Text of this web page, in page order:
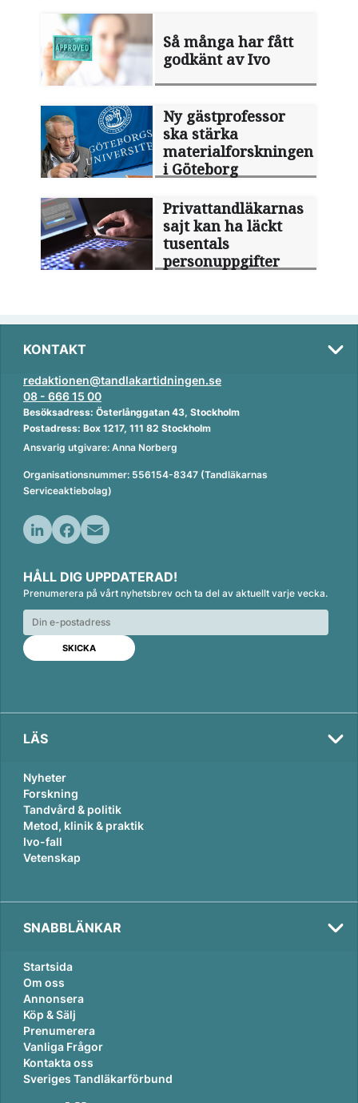
Så många har fått
godkänt av Ivo
Ny gästprofessor
ska stärka
materialforskningen
i Göteborg
Privattandläkarnas
sajt kan ha läckt
tusentals
personuppgifter
KONTAKT
redaktionen@tandlakartidningen.se
08 - 666 15 00
Besöksadress: Österlånggatan 43, Stockholm
Postadress: Box 1217, 111 82 Stockholm
Ansvarig utgivare: Anna Norberg
Organisationsnummer: 556154-8347 (Tandläkarnas
Serviceaktiebolag)
n
k
e
d
n
c
e
b
o
o
k
a
i
l
HÅLL DIG UPPDATERAD!
Prenumerera på vårt nyhetsbrev och ta del av aktuellt varje vecka.
LÄS
Nyheter
Forskning
Tandvård & politik
Metod, klinik & praktik
Ivo-fall
Vetenskap
SNABBLÄNKAR
Startsida
Om oss
Annonsera
Köp & Sälj
Prenumerera
Vanliga Frågor
Kontakta oss
Sveriges Tandläkarförbund